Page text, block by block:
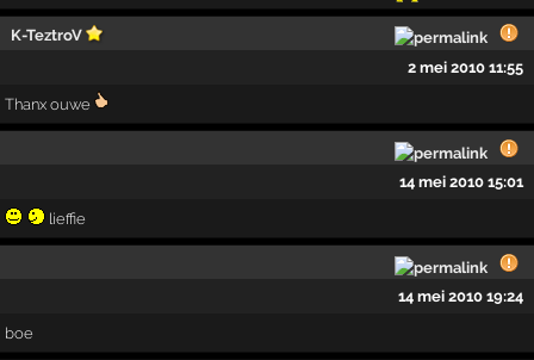
K-TeztroV
2 mei 2010 11:55
Thanx ouwe
14 mei 2010 15:01
lieffie
14 mei 2010 19:24
boe